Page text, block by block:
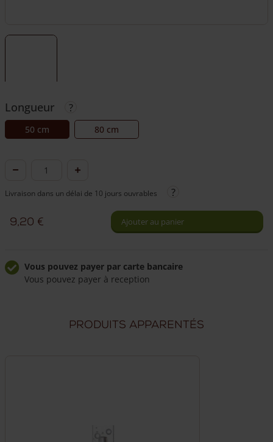
Longueur
50 cm 80 cm
quantité
Penture
Livraison dans un délai de 10 jours ouvrables
9,20 € Ajouter au panier
Vous pouvez payer par carte bancaire
Vous pouvez payer à reception
Produits apparentés